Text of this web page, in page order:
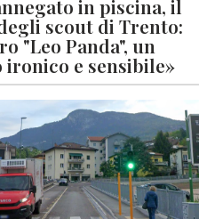
in piscina, il
scout di Trento:
"Leo Panda", un
ironico e sensibile»